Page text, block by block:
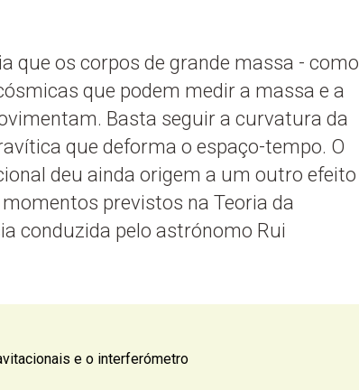
que os corpos de grande massa - como
que podem medir a massa e a
Basta seguir a curvatura da
que deforma o espaço-tempo. O
deu ainda origem a um outro efeito
previstos na Teoria da
conduzida pelo astrónomo Rui
e o interferómetro